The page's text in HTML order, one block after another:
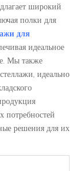
широкий
полки для
для
идеальное
Мы также
идеально
потребностей
решения для их